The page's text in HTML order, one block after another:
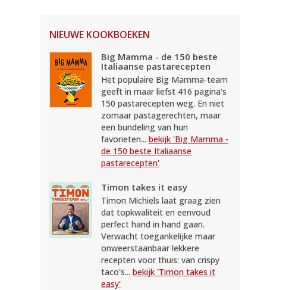
NIEUWE KOOKBOEKEN
Big Mamma - de 150 beste
Italiaanse pastarecepten
Het populaire Big Mamma-team
geeft in maar liefst 416 pagina's
150 pastarecepten weg. En niet
zomaar pastagerechten, maar
een bundeling van hun
favorieten... bekijk 'Big Mamma -
de 150 beste Italiaanse
pastarecepten'
Timon takes it easy
Timon Michiels laat graag zien
dat topkwaliteit en eenvoud
perfect hand in hand gaan.
Verwacht toegankelijke maar
onweerstaanbaar lekkere
recepten voor thuis: van crispy
taco's... bekijk 'Timon takes it
easy'